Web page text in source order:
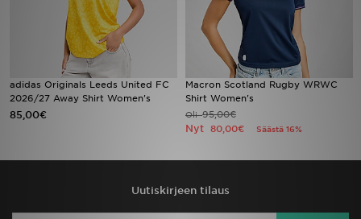
adidas Originals Leeds United FC
2026/27 Away Shirt Women's
85,00€
Macron Scotland Rugby WRWC
Shirt Women's
Oli95,00€
Nyt 80,00€ Säästä 16%
Uutiskirjeen tilaus
Tuotemerkit
Inspiroidu
Jalkapallo